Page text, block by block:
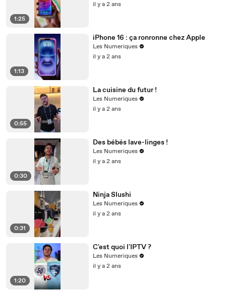
1:25
il y a 2 ans
1:13
iPhone 16 : ça ronronne chez Apple
Les Numeriques
il y a 2 ans
0:55
La cuisine du futur !
Les Numeriques
il y a 2 ans
0:30
Des bébés lave-linges !
Les Numeriques
il y a 2 ans
0:31
Ninja Slushi
Les Numeriques
il y a 2 ans
1:20
C'est quoi l'IPTV ?
Les Numeriques
il y a 2 ans